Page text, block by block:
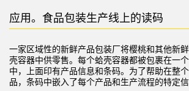
拾取指示灯传感器
检测阵列和宽光束传感器
状态监测传感器
相关链接
冲洗
IO-Link
应用。食品包装生产线上的读码
一家区域性的新鲜产品包装厂将樱桃和其他新
壳容器中供零售。每个蛤壳容器都被包裹在一
中，上面印有产品信息和条码。为了帮助在整
品，条码中嵌入了每个产品和生产流程的特定信